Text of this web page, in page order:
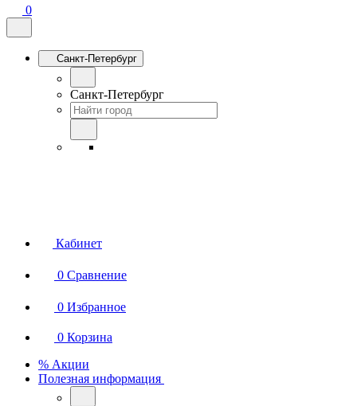
0
Санкт-Петербург
Санкт-Петербург
Кабинет
0 Сравнение
0 Избранное
0 Корзина
% Акции
Полезная информация